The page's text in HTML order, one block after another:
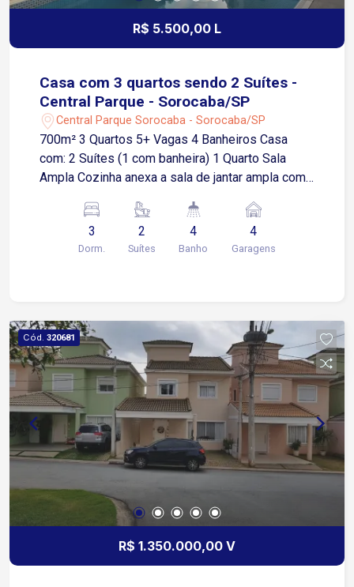
R$ 5.500,00 L
Casa com 3 quartos sendo 2 Suítes -
Central Parque - Sorocaba/SP
Central Parque Sorocaba - Sorocaba/SP
700m² 3 Quartos 5+ Vagas 4 Banheiros Casa
com: 2 Suítes (1 com banheira) 1 Quarto Sala
Ampla Cozinha anexa a sala de jantar ampla com
balcão Área de serviço Varanda ampla Garagem
coberta para 4 carros Piscina 35 mil litros
Bosque Portão elétrico Casa estilo de chácara
3
Dorm.
2
Suítes
4
Banho
4
Garagens
Cód. 320681
R$ 1.350.000,00 V